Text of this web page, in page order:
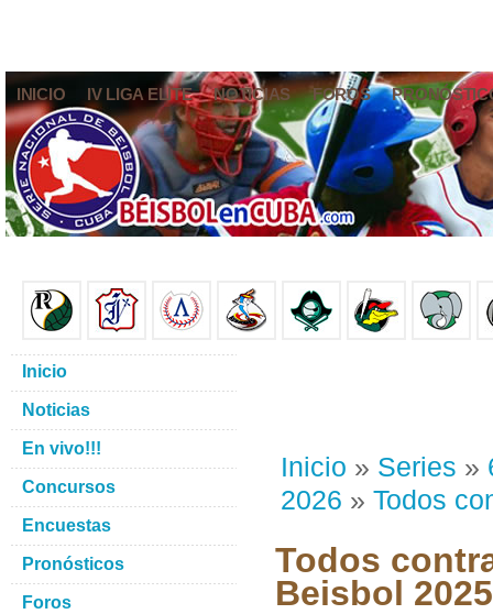
INICIO IV LIGA ELITE NOTICIAS FOROS
Inicio » Series »
2026 » Todos
Todos
Beisbol
Inicio
Noticias
En vivo!!!
Concursos
Encuestas
Pronósticos
Foros